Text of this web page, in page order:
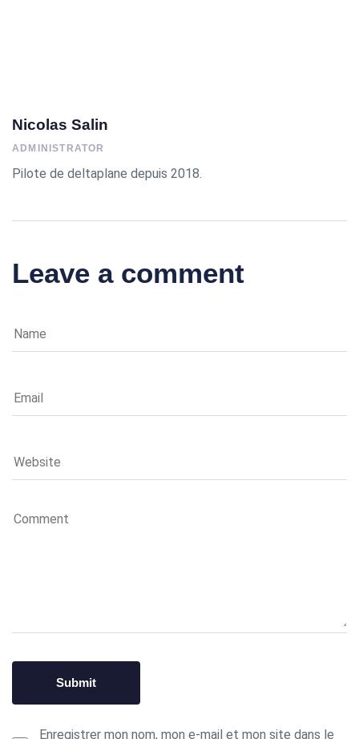
Nicolas Salin
ADMINISTRATOR
Pilote de deltaplane depuis 2018.
Leave a comment
Enregistrer mon nom, mon e-mail et mon site dans le